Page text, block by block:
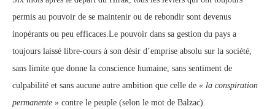
permis au pouvoir de se maintenir ou de rebondir sont devenus
inopérants ou peu efficaces.Le pouvoir dans sa gestion du pays a
toujours laissé libre-cours à son désir d’emprise absolu sur la société,
sans limite que donne la conscience humaine, sans sentiment de
culpabilité et sans aucune autre ambition que celle de « la conspiration
permanente » contre le peuple (selon le mot de Balzac).